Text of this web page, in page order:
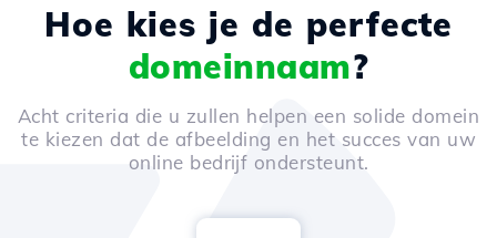
Hoe kies je de perfecte
domeinnaam?
Acht criteria die u zullen helpen een solide domein
te kiezen dat de afbeelding en het succes van uw
online bedrijf ondersteunt.